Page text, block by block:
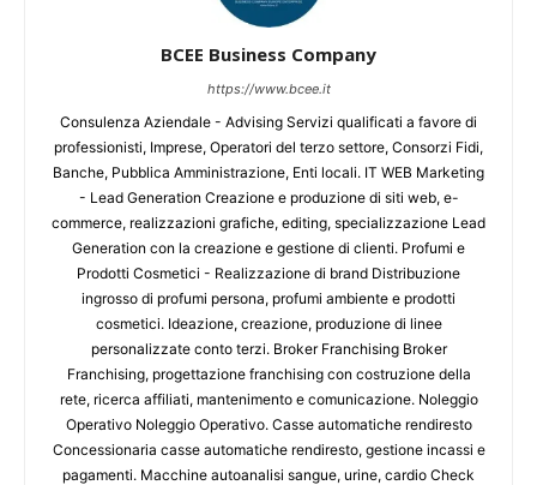
BCEE Business Company
https://www.bcee.it
Consulenza Aziendale - Advising Servizi qualificati a favore di
professionisti, Imprese, Operatori del terzo settore, Consorzi Fidi,
Banche, Pubblica Amministrazione, Enti locali. IT WEB Marketing
- Lead Generation Creazione e produzione di siti web, e-
commerce, realizzazioni grafiche, editing, specializzazione Lead
Generation con la creazione e gestione di clienti. Profumi e
Prodotti Cosmetici - Realizzazione di brand Distribuzione
ingrosso di profumi persona, profumi ambiente e prodotti
cosmetici. Ideazione, creazione, produzione di linee
personalizzate conto terzi. Broker Franchising Broker
Franchising, progettazione franchising con costruzione della
rete, ricerca affiliati, mantenimento e comunicazione. Noleggio
Operativo Noleggio Operativo. Casse automatiche rendiresto
Concessionaria casse automatiche rendiresto, gestione incassi e
pagamenti. Macchine autoanalisi sangue, urine, cardio Check